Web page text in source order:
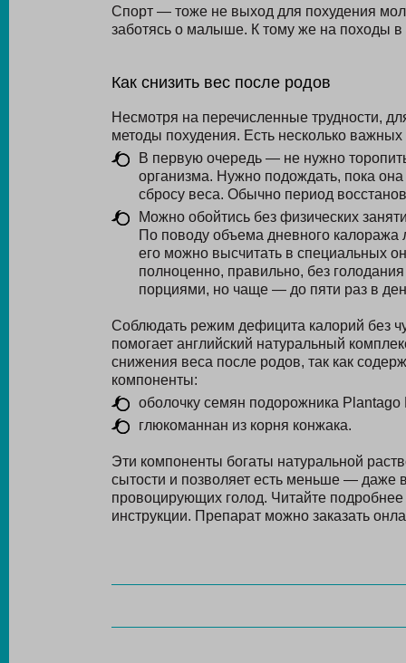
Спорт — тоже не выход для похудения
заботясь о малыше. К тому же на походы
Как снизить вес после родов
Несмотря на перечисленные трудности,
методы похудения. Есть несколько
В первую очередь — не нужно
организма. Нужно подождать, пока
сбросу веса. Обычно период
Можно обойтись без физических
По поводу объема дневного калоража
его можно высчитать в специальных
полноценно, правильно, без
порциями, но чаще — до пяти раз в
Соблюдать режим дефицита калорий без
помогает английский натуральный
снижения веса после родов, так как
компоненты:
оболочку семян подорожника Plantago
глюкоманнан из корня конжака.
Эти компоненты богаты натуральной
сытости и позволяет есть меньше — даже
провоцирующих голод. Читайте подробнее
инструкции. Препарат можно заказать